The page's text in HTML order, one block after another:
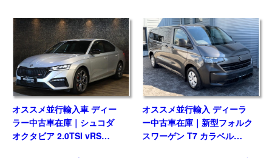
査、保険、保証などのお話はしてき
ました(過去ブログ参照)。今回は並
行輸入車 ブログ｜令和8年 […]
トレーディング）でもお客様の問い
合わせおよび並行輸入実績の多いジ
ャンルのひとつです。& […]
オススメ並行輸入車 ディー
ラー中古車在庫｜シュコダ
オクタビア 2.0TSI vRS
オススメ並行輸入 ディーラ
ー中古車在庫｜新型フォルク
スワーゲン T7 カラベル